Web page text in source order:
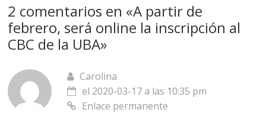
2 comentarios en «A partir de
febrero, será online la inscripción al
CBC de la UBA»
Carolina
el 2020-03-17 a las 10:35 pm
Enlace permanente